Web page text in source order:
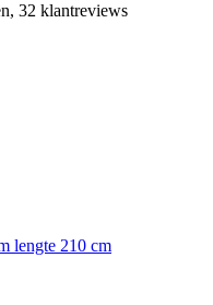
32 klantreviews
lengte 210 cm